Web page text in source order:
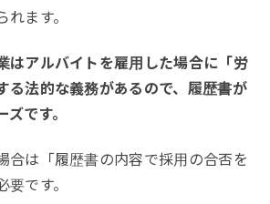
ます。
はアルバイトを雇用した場合に「労
る法的な義務があるので、履歴書が
です。
合は「履歴書の内容で採用の合否を
です。